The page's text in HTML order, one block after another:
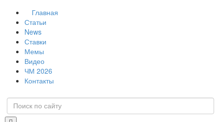
Главная
Статьи
News
Ставки
Мемы
Видео
ЧМ 2026
Контакты